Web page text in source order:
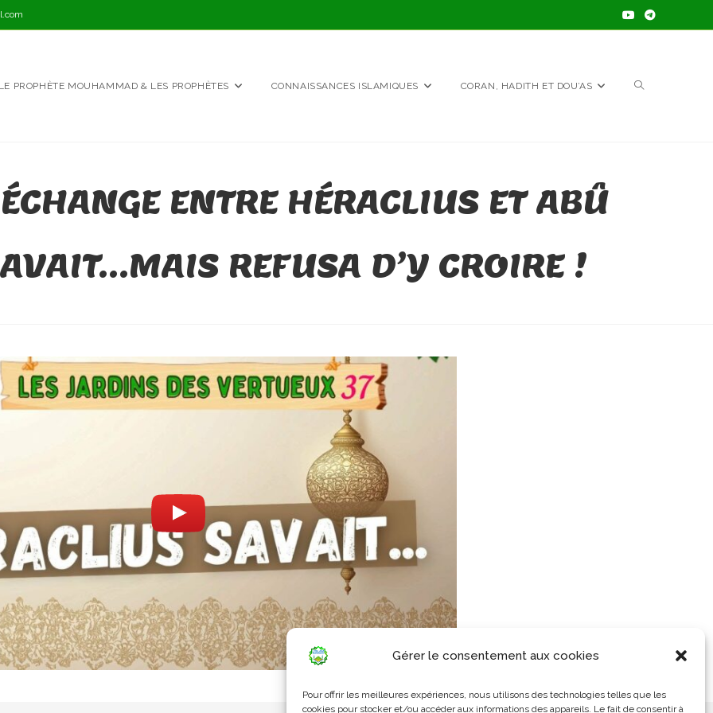
Gérer le consentement aux cookies
Pour offrir les meilleures expériences, nous utilisons des technologies telles que les
cookies pour stocker et/ou accéder aux informations des appareils. Le fait de consentir à
LE PROPHÈTE MOUHAMMAD & LES PROPHÈTES CONNAISSANCES ISLAMIQUES CORAN, HADITH ET DOU’AS TOGGLE
ENTRE HÉRACLIUS ET ABÛ
REFUSA D’Y CROIRE !